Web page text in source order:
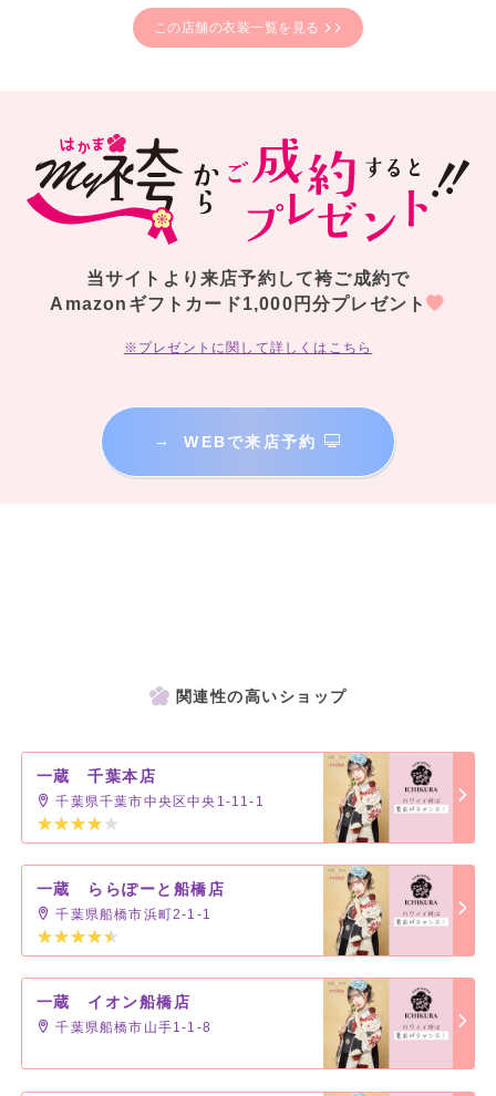
この店舗の衣装一覧を見る
当サイトより来店予約して袴ご成約で
Amazonギフトカード1,000円分プレゼント
※プレゼントに関して詳しくはこちら
→ WEBで来店予約
関連性の高いショップ
一蔵 千葉本店
千葉県千葉市中央区中央1-11-1
一蔵 ららぽーと船橋店
千葉県船橋市浜町2-1-1
一蔵 イオン船橋店
千葉県船橋市山手1-1-8